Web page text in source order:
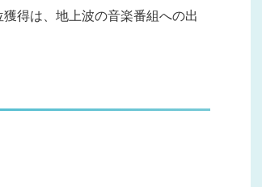
得は、地上波の音楽番組への出